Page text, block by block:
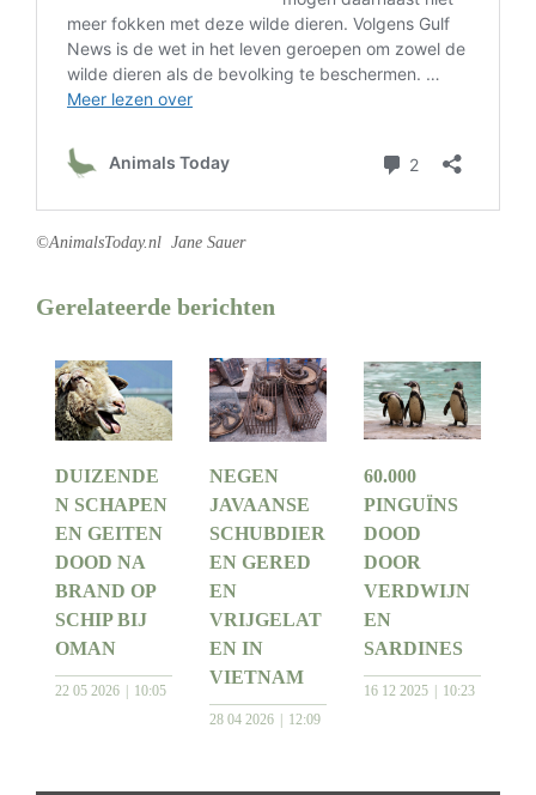
©AnimalsToday.nl Jane Sauer
Gerelateerde berichten
DUIZENDE
N SCHAPEN
EN GEITEN
DOOD NA
BRAND OP
SCHIP BIJ
OMAN
22 05 2026 10:05
NEGEN
JAVAANSE
SCHUBDIER
EN GERED
EN
VRIJGELAT
EN IN
VIETNAM
28 04 2026 12:09
60.000
PINGUÏNS
DOOD
DOOR
VERDWIJN
EN
SARDINES
16 12 2025 10:23